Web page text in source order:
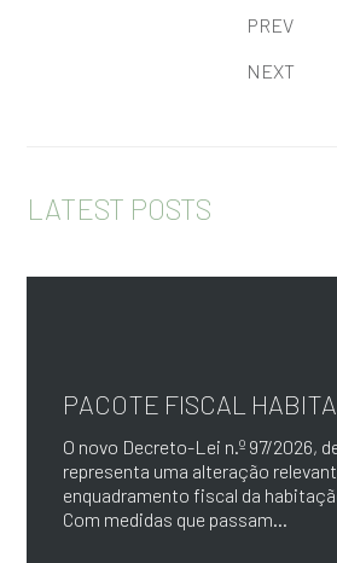
PREV
NEXT
LATEST POSTS
PACOTE FISCAL
O novo Decreto-Lei n.º 97/2026,
representa uma alteração
enquadramento fiscal da
Com medidas que passam...